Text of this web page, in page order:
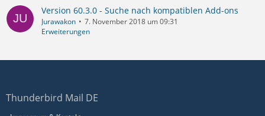
Version 60.3.0 - Suche nach kompatiblen Add-ons
Jurawakon
7. November 2018 um 09:31
Erweiterungen
Thunderbird Mail DE